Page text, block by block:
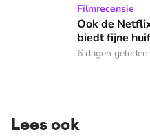
Ook de Netflixversie van
Filmrecensie
Ook de
biedt fijne
6 dagen geleden
Lees ook